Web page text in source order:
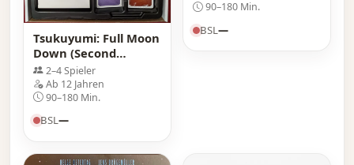
Tsukuyumi: Full Moon
Down (Second
Edition) – Kickstarter
Exclusives
2–4 Spieler
Ab 12 Jahren
90–180 Min.
BSL—
90–180 Min.
BSL—